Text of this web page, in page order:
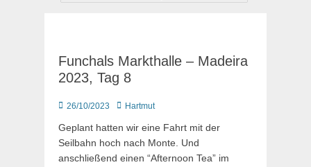
Funchals Markthalle – Madeira
2023, Tag 8
Posted
26/10/2023 AutorHartmut
Geplant hatten wir eine Fahrt mit der
Seilbahn hoch nach Monte. Und
anschließend einen “Afternoon Tea” im